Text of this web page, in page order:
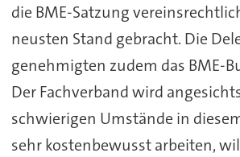
die BME-Satzung
neusten Stand gebracht. Die
genehmigten zudem das BME-
Der Fachverband wird
schwierigen Umstände in
sehr kostenbewusst arbeiten,